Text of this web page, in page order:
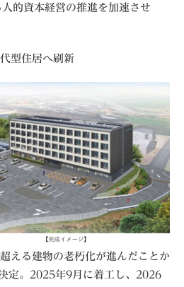
的資本経営の推進を加速させ
型住居へ刷新
える建物の老朽化が進んだことか
定。2025年9月に着工し、2026